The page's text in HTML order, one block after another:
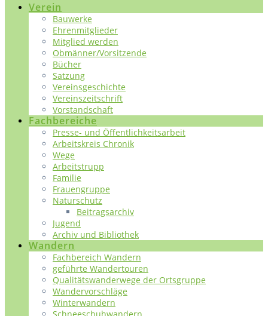
Verein
Bauwerke
Ehrenmitglieder
Mitglied werden
Obmänner/Vorsitzende
Bücher
Satzung
Vereinsgeschichte
Vereinszeitschrift
Vorstandschaft
Fachbereiche
Presse- und Öffentlichkeitsarbeit
Arbeitskreis Chronik
Wege
Arbeitstrupp
Familie
Frauengruppe
Naturschutz
Beitragsarchiv
Jugend
Archiv und Bibliothek
Wandern
Fachbereich Wandern
geführte Wandertouren
Qualitätswanderwege der Ortsgruppe
Wandervorschläge
Winterwandern